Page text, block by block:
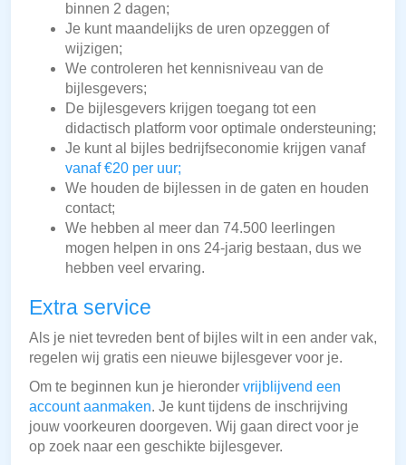
binnen 2 dagen;
Je kunt maandelijks de uren opzeggen of
wijzigen;
We controleren het kennisniveau van de
bijlesgevers;
De bijlesgevers krijgen toegang tot een
didactisch platform voor optimale ondersteuning;
Je kunt al bijles bedrijfseconomie krijgen vanaf
vanaf €20 per uur;
We houden de bijlessen in de gaten en houden
contact;
We hebben al meer dan 74.500 leerlingen
mogen helpen in ons 24-jarig bestaan, dus we
hebben veel ervaring.
Extra service
Als je niet tevreden bent of bijles wilt in een ander vak,
regelen wij gratis een nieuwe bijlesgever voor je.
Om te beginnen kun je hieronder vrijblijvend een
account aanmaken. Je kunt tijdens de inschrijving
jouw voorkeuren doorgeven. Wij gaan direct voor je
op zoek naar een geschikte bijlesgever.